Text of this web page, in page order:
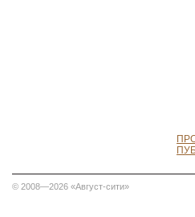
© 2008—2026 «Август-сити»